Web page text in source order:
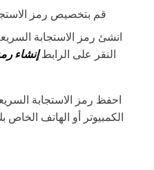
قم بتخصيص رمز
انشئ رمز الاستجابة
النقر على الرابطإنشاء
احفظ رمز الاستجابة
الكمبيوتر أو الهاتف